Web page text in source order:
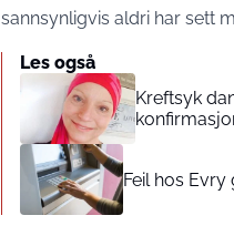
sannsynligvis aldri har sett
Les også
Kreftsyk
Feil hos